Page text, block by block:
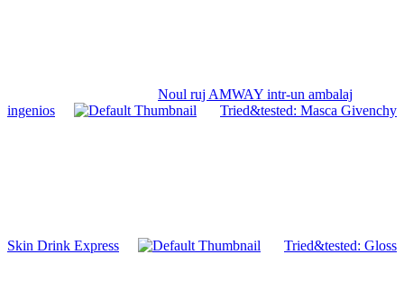
Noul ruj AMWAY intr-un ambalaj
ingenios
Tried&tested: Masca Givenchy
Skin Drink Express Tried&tested: Gloss